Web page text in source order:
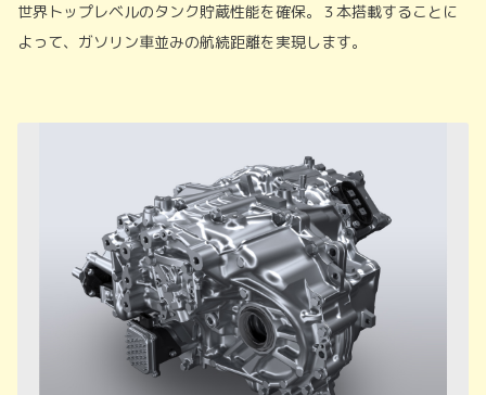
世界トップレベルのタンク貯蔵性能を確保。３本搭載することに
よって、ガソリン車並みの航続距離を実現します。